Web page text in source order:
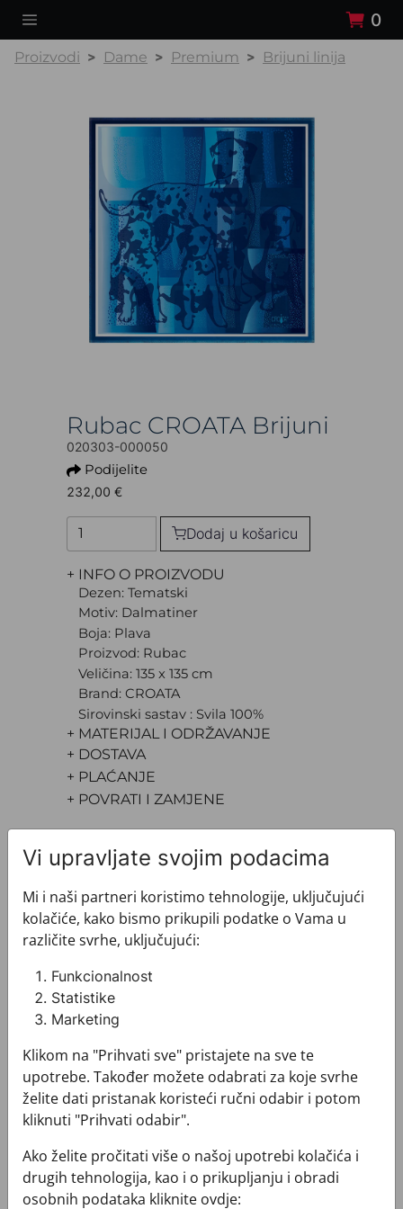
0
Proizvodi Dame Premium Brijuni linija
Rubac CROATA Brijuni
020303-000050
Podijelite
232,00 €
Dodaj u košaricu
+ INFO O PROIZVODU
Dezen: Tematski
Motiv: Dalmatiner
Boja: Plava
Proizvod: Rubac
Veličina: 135 x 135 cm
Brand: CROATA
Sirovinski sastav : Svila 100%
+ MATERIJAL I ODRŽAVANJE
+ DOSTAVA
+ PLAĆANJE
+ POVRATI I ZAMJENE
Pogledajte i ovo
Vi upravljate svojim podacima
Mi i naši partneri koristimo tehnologije, uključujući
kolačiće, kako bismo prikupili podatke o Vama u
različite svrhe, uključujući:
Funkcionalnost
Statistike
Marketing
Klikom na "Prihvati sve" pristajete na sve te
upotrebe. Također možete odabrati za koje svrhe
želite dati pristanak koristeći ručni odabir i potom
kliknuti "Prihvati odabir".
Ako želite pročitati više o našoj upotrebi kolačića i
drugih tehnologija, kao i o prikupljanju i obradi
osobnih podataka kliknite ovdje: